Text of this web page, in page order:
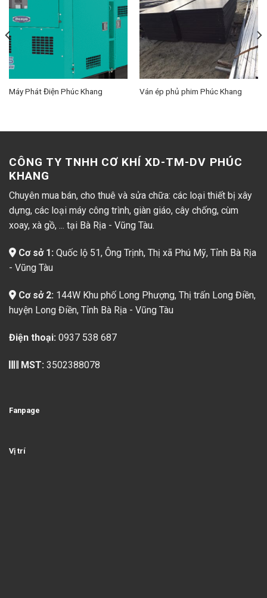
Máy Phát Điện Phúc Khang Ván ép phủ phim Phúc Khang
CÔNG TY TNHH CƠ KHÍ XD-TM-DV PHÚC
KHANG
Chuyên mua bán, cho thuê và sửa chữa: các loại thiết bị xây
dựng, các loại máy công trình, giàn giáo, cây chống, cùm
xoay, xà gồ, ... tại Bà Rịa - Vũng Tàu.
Cơ sở 1: Quốc lộ 51, Ông Trịnh, Thị xã Phú Mỹ, Tỉnh Bà Rịa
- Vũng Tàu
Cơ sở 2: 144W Khu phố Long Phượng, Thị trấn Long Điền,
huyện Long Điền, Tỉnh Bà Rịa - Vũng Tàu
Điện thoại: 0937 538 687
MST: 3502388078
Fanpage
Vị trí